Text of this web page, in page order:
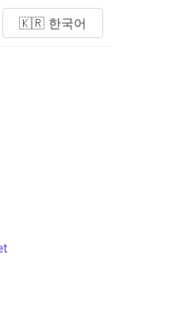
🇰🇷 한국어